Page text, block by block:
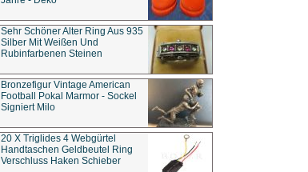
Sehr Schöner Alter Ring Aus 935
Silber Mit Weißen Und
Rubinfarbenen Steinen
Bronzefigur Vintage American
Football Pokal Marmor - Sockel
Signiert Milo
20 X Triglides 4 Webgürtel
Handtaschen Geldbeutel Ring
Verschluss Haken Schieber